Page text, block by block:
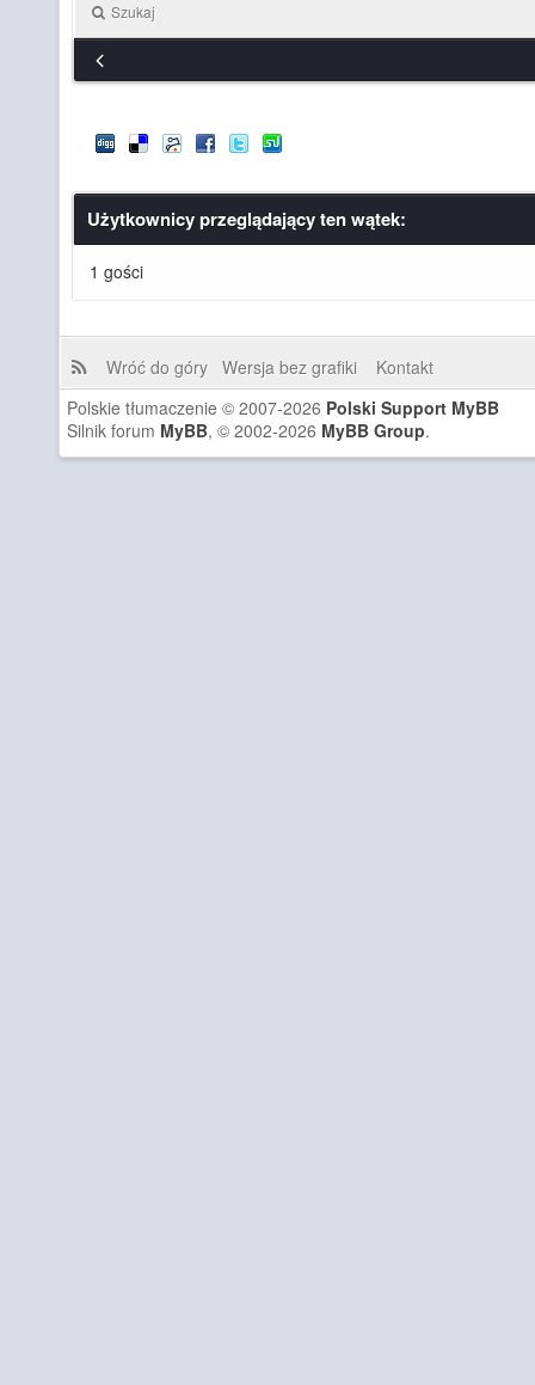
Szukaj
Użytkownicy przeglądający ten wątek:
1 gości
Wróć do góry Wersja bez grafiki
Kontakt
Polskie tłumaczenie © 2007-2026 Polski Support MyBB
Silnik forum MyBB, © 2002-2026 MyBB Group.